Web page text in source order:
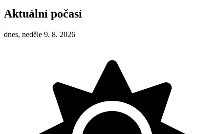
Aktuální počasí
dnes, neděle 9. 8. 2026